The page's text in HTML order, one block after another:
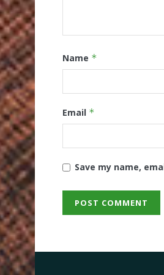
Name *
Email *
Save my name,